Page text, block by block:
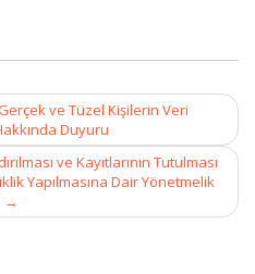
ve Tüzel Kişilerin Veri
Duyuru
ve Kayıtlarının Tutulması
Yapılmasına Dair Yönetmelik
→